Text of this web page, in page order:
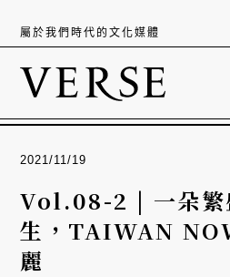
屬於我們時代的文化媒體
2021/11/19
Vol.08-2 | 一朵繁
生，TAIWAN
麗